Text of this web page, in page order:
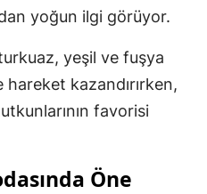
yoğun ilgi görüyor.
yeşil ve fuşya
kazandırırken,
favorisi
Öne